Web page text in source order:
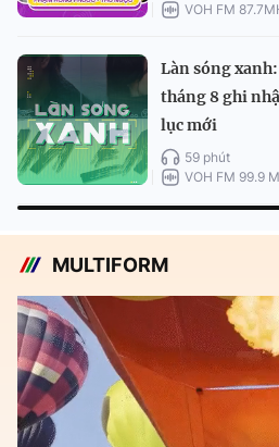
VOH FM
Làn sóng
tháng 8 ghi
lục mới
59 phút
VOH FM 99.9
MULTIFORM